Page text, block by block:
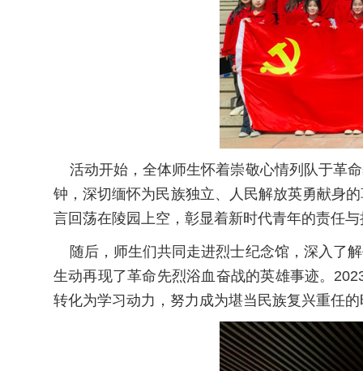
活动开始，全体师生怀着崇敬心情列队于革
钟，深切缅怀为民族独立、人民解放英勇献身
言回荡在陵园上空，彰显着新时代青年的责任
随后，师生们共同走进烈士纪念馆，深入了
生动再现了革命先烈浴血奋战的英雄事迹。
转化为学习动力，努力成为堪当民族复兴重任